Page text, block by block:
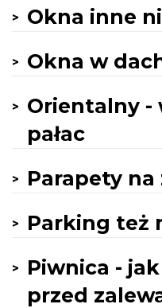
Okna inne
Okna w
Orientalny -
pałac
Parapety na
Parking też
Piwnica -
przed